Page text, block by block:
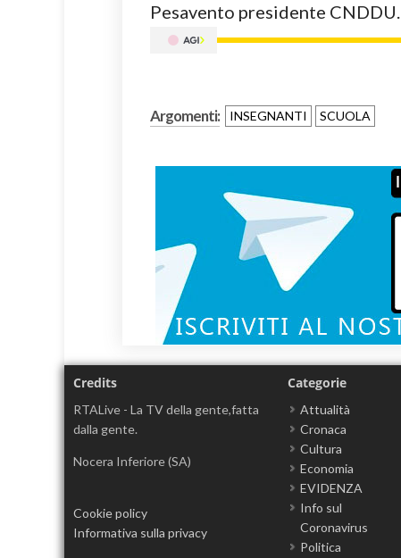
Pesavento presidente CNDDU.
Argomenti: INSEGNANTI SCUOLA
Credits
RTALive - La TV della gente,fatta
dalla gente.
Nocera Inferiore (SA)
Cookie policy
Informativa sulla privacy
Categorie
Attualità
Cronaca
Cultura
Economia
EVIDENZA
Info sul
Coronavirus
Politica